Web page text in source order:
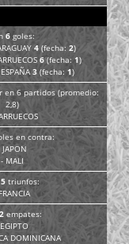
6 goles:
4(fecha: 2)
6(fecha: 1)
3(fecha: 1)
en 6 partidos (promedio:
2,8)
en contra:
JAPON
- MALI
5 triunfos:
2empates:
DOMINICANA